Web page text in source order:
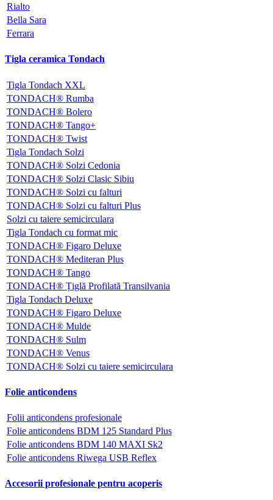
Rialto
Bella Sara
Ferrara
Tigla ceramica Tondach
Tigla Tondach XXL
TONDACH® Rumba
TONDACH® Bolero
TONDACH® Tango+
TONDACH® Twist
Tigla Tondach Solzi
TONDACH® Solzi Cedonia
TONDACH® Solzi Clasic Sibiu
TONDACH® Solzi cu falturi
TONDACH® Solzi cu falturi Plus
Solzi cu taiere semicirculara
Tigla Tondach cu format mic
TONDACH® Figaro Deluxe
TONDACH® Mediteran Plus
TONDACH® Tango
TONDACH® Țiglă Profilată Transilvania
Tigla Tondach Deluxe
TONDACH® Figaro Deluxe
TONDACH® Mulde
TONDACH® Sulm
TONDACH® Venus
TONDACH® Solzi cu taiere semicirculara
Folie anticondens
Folii anticondens profesionale
Folie anticondens BDM 125 Standard Plus
Folie anticondens BDM 140 MAXI Sk2
Folie anticondens Riwega USB Reflex
Accesorii profesionale pentru acoperis